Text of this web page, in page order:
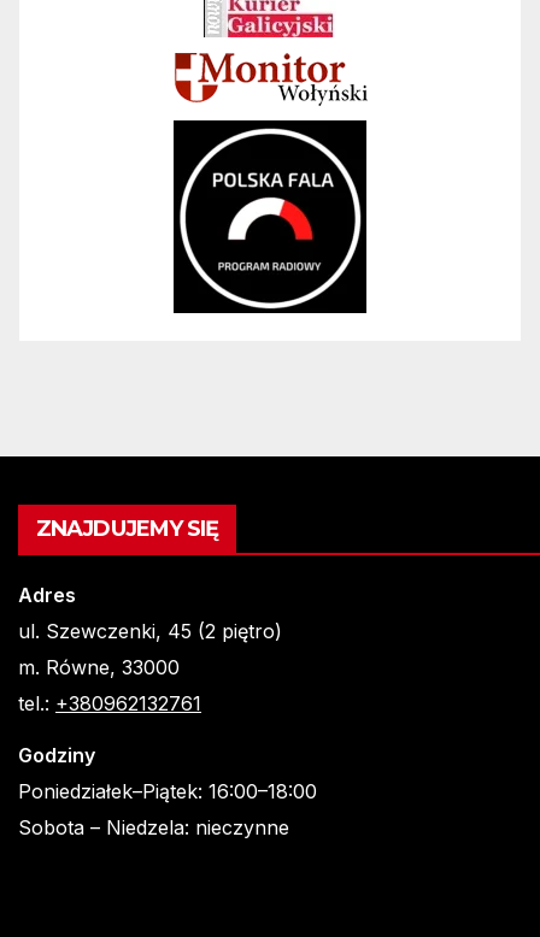
ZNAJDUJEMY SIĘ
Adres
ul. Szewczenki, 45 (2 piętro)
m. Równe, 33000
tel.: +380962132761
Godziny
Poniedziałek–Piątek: 16:00–18:00
Sobota – Niedzela: nieczynne